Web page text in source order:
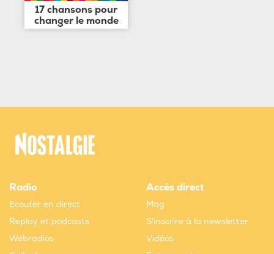
17 chansons pour
changer le monde
Radio
Ecouter en direct
Replay et podcasts
Webradios
Accès direct
Mag
S'inscrire à la newsletter
Vidéos